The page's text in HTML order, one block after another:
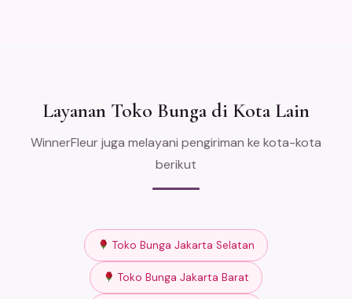
Layanan Toko Bunga di Kota Lain
WinnerFleur juga melayani pengiriman ke kota-kota
berikut
Toko Bunga Jakarta Selatan
Toko Bunga Jakarta Barat